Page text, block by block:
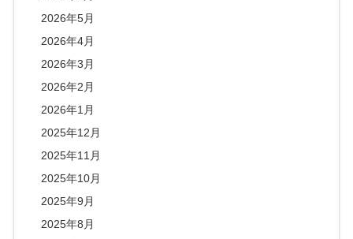
2026年5月
2026年4月
2026年3月
2026年2月
2026年1月
2025年12月
2025年11月
2025年10月
2025年9月
2025年8月